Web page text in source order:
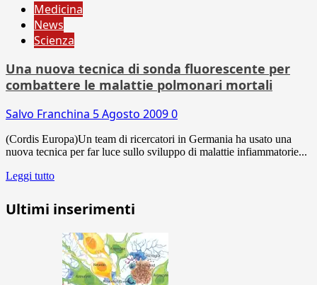
Medicina
News
Scienza
Una nuova tecnica di sonda fluorescente per
combattere le malattie polmonari mortali
Salvo Franchina 5 Agosto 20090
(Cordis Europa)Un team di ricercatori in Germania ha usato una
nuova tecnica per far luce sullo sviluppo di malattie infiammatorie...
Leggi tutto
Ultimi inserimenti